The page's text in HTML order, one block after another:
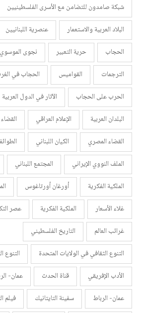
شبكة صامدون للتضامن مع الأسرى الفلسطينيين
البلاد العربية والاستعمار
عنصرية اللبنانيين
الحجاب
حرية التعبير نجوى الموسوي
الترجمات
القواميس
الحجاب في
الحرب على الحجاب
الآثار في الدول العربية
البلدان العربية
الإعلام العراقي
القضاء المصري
الكيان اللبناني
الملف النووي الإيراني
المجتمع اللبناني
الملكية الفكرية
أورغان أورتاغوس
غلاء الأسعار
الملكية الفكرية
عصر
غرائب العالم
التاريخ الفلسطيني
التنوع الثقافي في الولايات المتحدة
التنوع
الأدب الإفريقي
قناة الحدث عمان-
عمان- الرباط
سفينة التايتانيك
فيلم